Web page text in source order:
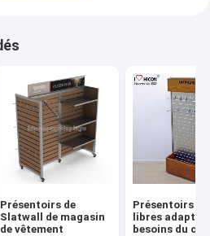
Présentoirs de
Slatwall de magasin
de vêtement
Présentoirs
libres adaptés
besoins du